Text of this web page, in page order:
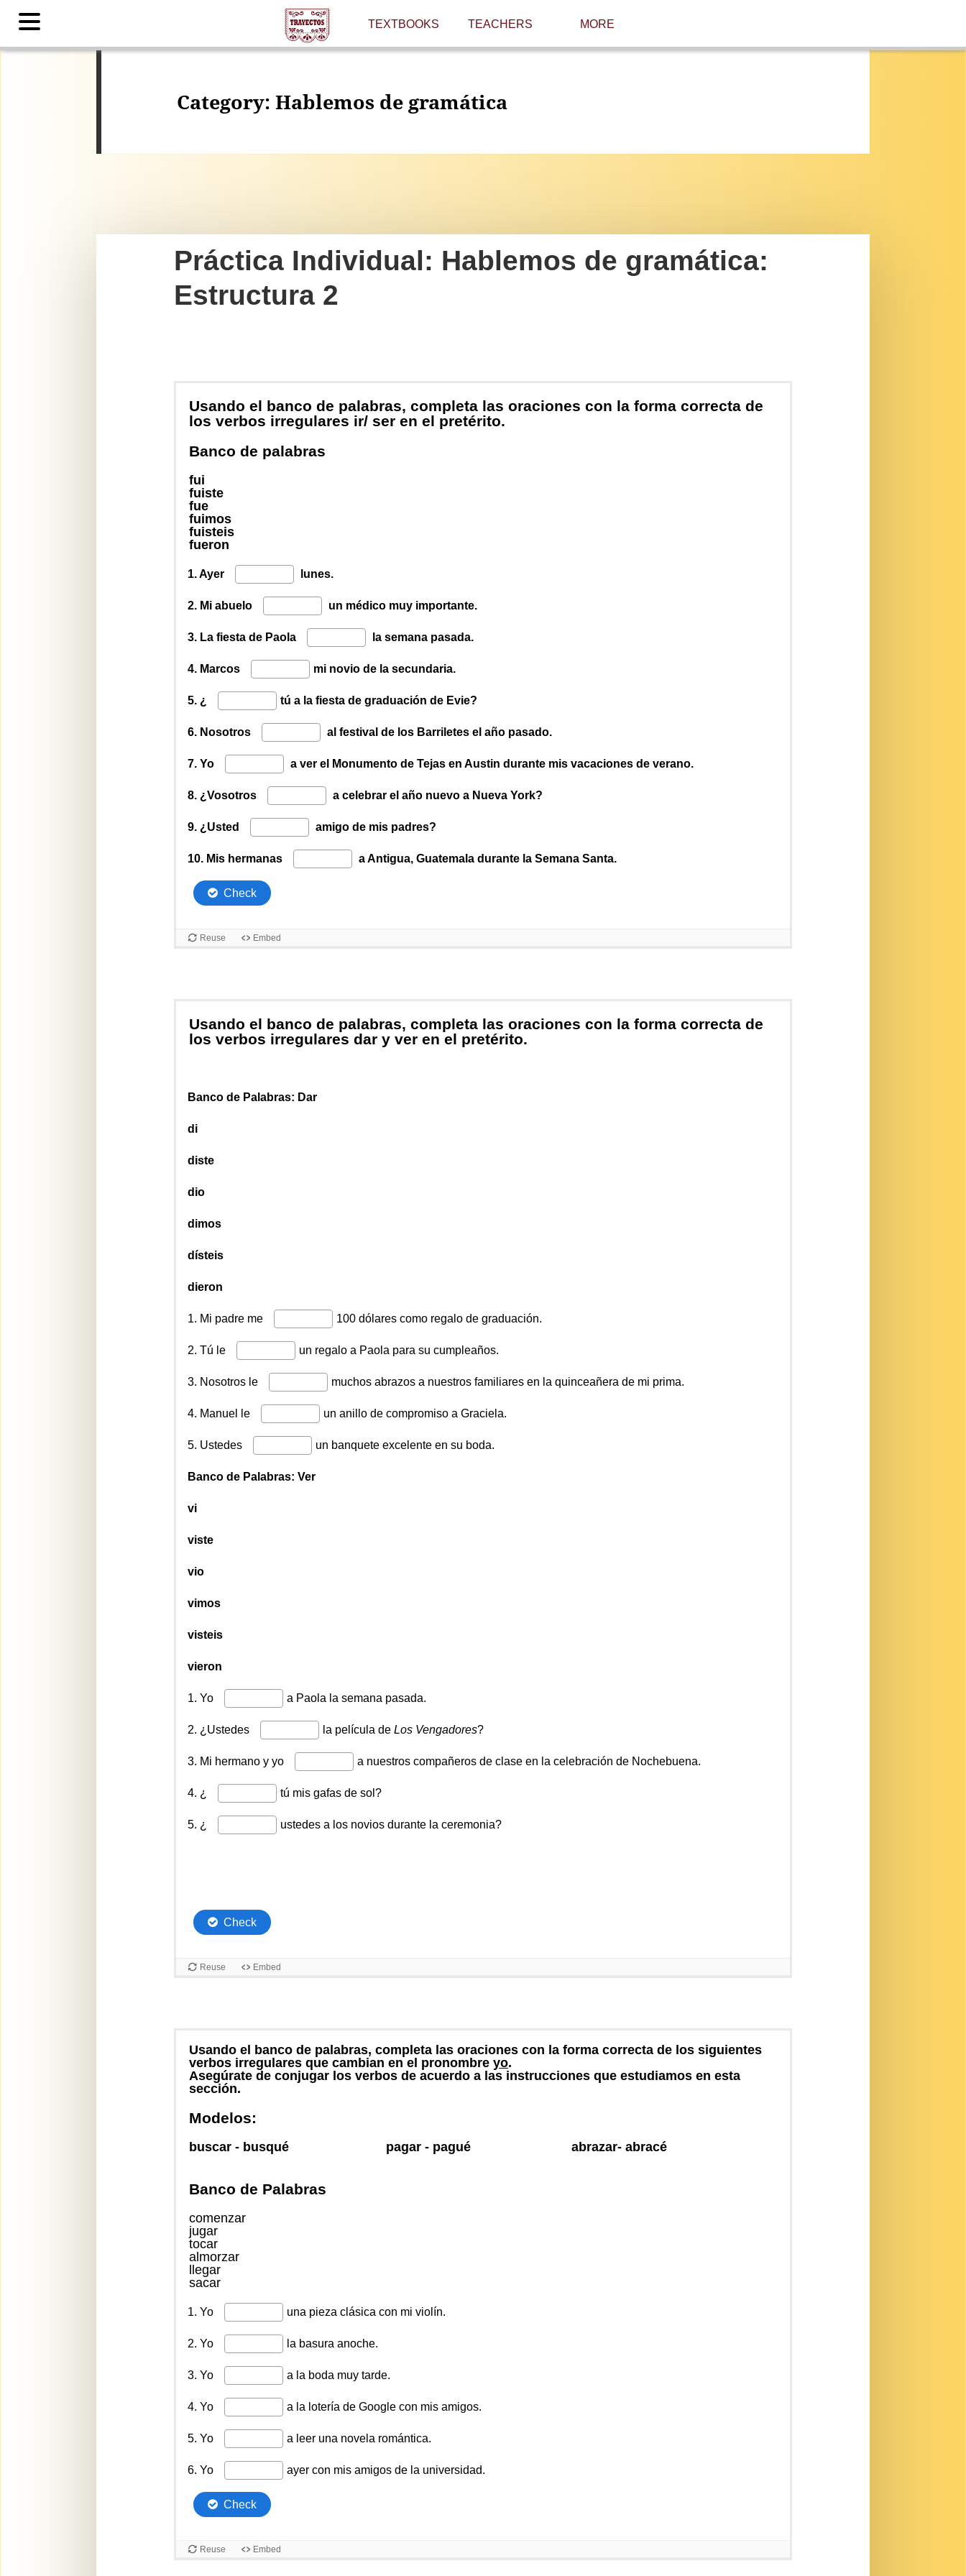
TEXTBOOKS TEACHERS MORE
Category:Hablemos de gramática
Práctica Individual: Hablemos de gramática:
Estructura 2